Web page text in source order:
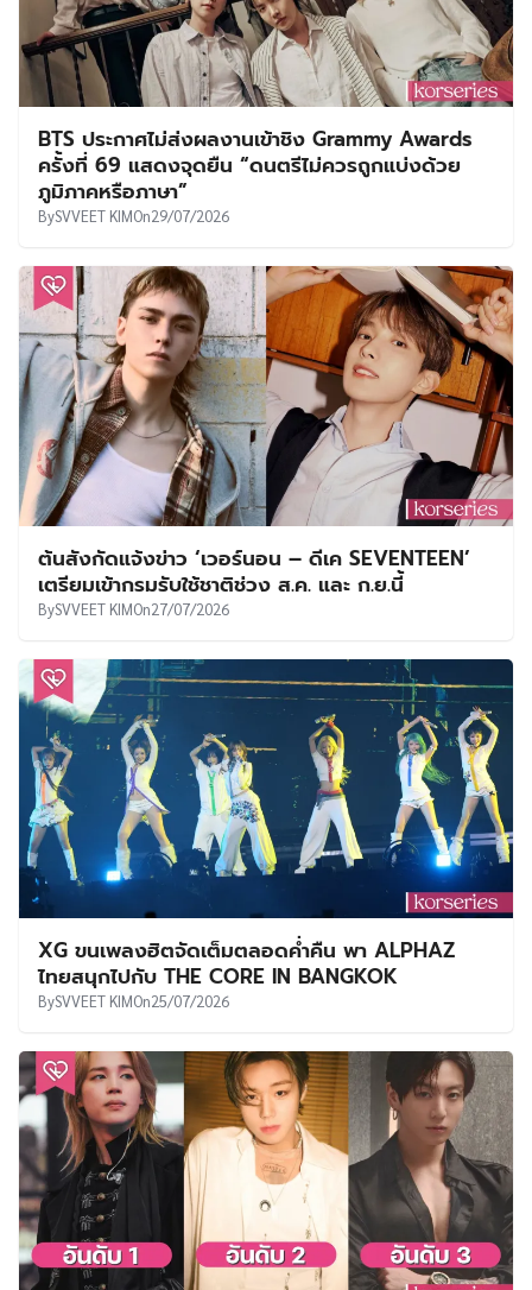
BTS ประกาศไม่ส่งผลงานเข้าชิง Grammy Awards
ครั้งที่ 69 แสดงจุดยืน “ดนตรีไม่ควรถูกแบ่งด้วย
ภูมิภาคหรือภาษา”
BySVVEET KIMOn29/07/2026
ต้นสังกัดแจ้งข่าว ‘เวอร์นอน – ดีเค SEVENTEEN’
เตรียมเข้ากรมรับใช้ชาติช่วง ส.ค. และ ก.ย.นี้
BySVVEET KIMOn27/07/2026
XG ขนเพลงฮิตจัดเต็มตลอดค่ำคืน พา ALPHAZ
ไทยสนุกไปกับ THE CORE IN BANGKOK
BySVVEET KIMOn25/07/2026